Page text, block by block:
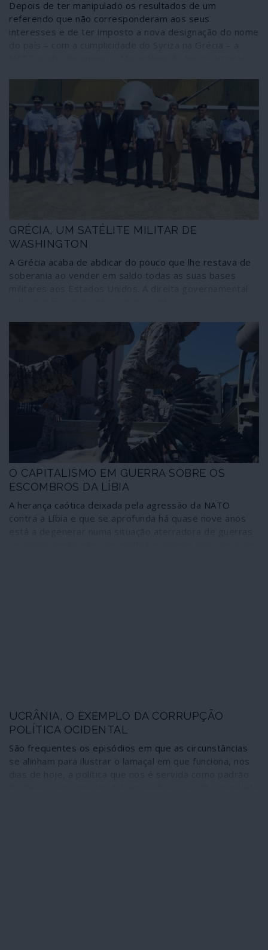
Depois de ter manipulado os resultados de um
referendo que não corresponderam aos seus
interesses e de ter imposto a nova designação do nome
um Parlamento absolutamente domesticado. Isto é,
depois de ter “balcanizado” os Balcãs com a guerra de
esfacelamento da Jugoslávia, a NATO “desbalcaniza”
agora a região, unindo-a sob a sua própria bandeira. De
fora está apenas a Sérvia – e espoliada do Kosovo
através de uma agressão militar da aliança.
GRÉCIA, UM SATÉLITE MILITAR DE
WASHINGTON
A Grécia acaba de abdicar do pouco que lhe restava de
soberania ao vender em saldo todas as suas bases
ditas de esquerda, simplesmente abstiveram-se numa
matéria fulcral para a independência do país. Já o
embaixador dos Estados Unidos em Atenas, Geoffrey
Pyatt, um dos arquitectos dos golpes da NATO na
Ucrânia e na Macedónia, acha que se trata de um acordo
essencial para “repelir actores maléficos” como a Rússia
e a China.
O CAPITALISMO EM GUERRA SOBRE OS
ESCOMBROS DA LÍBIA
A herança caótica deixada pela agressão da NATO
contra a Líbia e que se aprofunda há quase nove anos
UCRÂNIA, O EXEMPLO DA CORRUPÇÃO
POLÍTICA OCIDENTAL
São frequentes os episódios em que as circunstâncias
se alinham para ilustrar o lamaçal em que funciona, nos